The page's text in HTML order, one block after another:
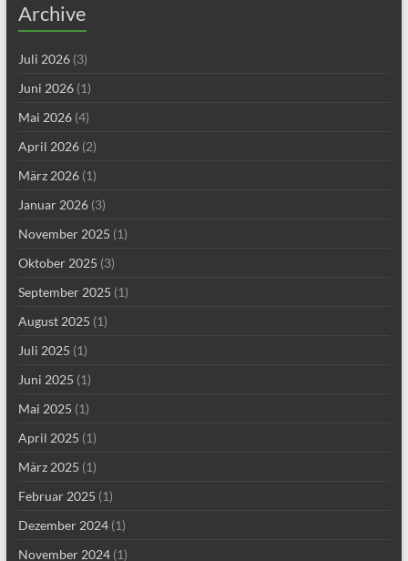
Archive
Juli 2026(3)
Juni 2026(1)
Mai 2026(4)
April 2026(2)
März 2026(1)
Januar 2026(3)
November 2025 (1)
Oktober 2025 (3)
September 2025 (1)
August 2025 (1)
Juli 2025 (1)
Juni 2025 (1)
Mai 2025 (1)
April 2025 (1)
März 2025 (1)
Februar 2025 (1)
Dezember 2024(1)
November 2024(1)